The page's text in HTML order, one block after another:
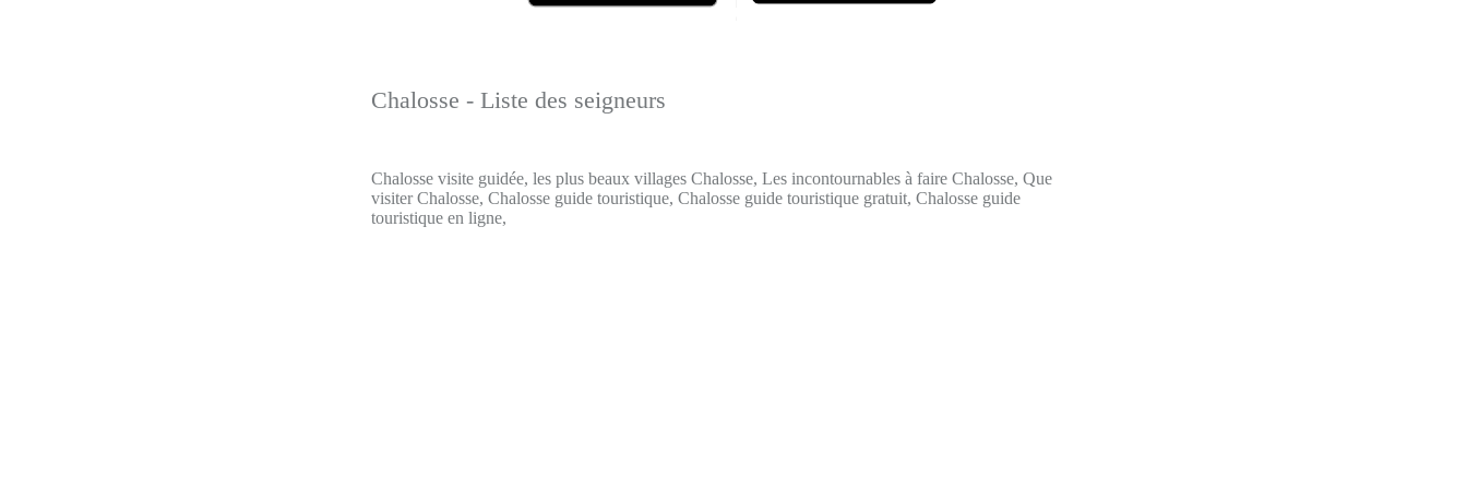
Chalosse - Liste des seigneurs
Chalosse visite guidée, les plus beaux villages Chalosse, Les incontournables à faire Chalosse, Que
visiter Chalosse, Chalosse guide touristique, Chalosse guide touristique gratuit, Chalosse guide
touristique en ligne,